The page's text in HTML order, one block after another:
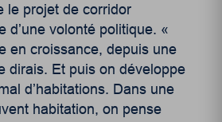
le projet de corridor
d’une volonté politique. «
en croissance, depuis une
dirais. Et puis on développe
d’habitations. Dans une
habitation, on pense